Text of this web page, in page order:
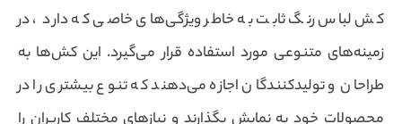
کش لباس رنگ ثابت به خاطر ویژگی‌های خاصی که دارد ، در
زمینه‌های متنوعی مورد استفاده قرار می‌گیرد. این کش‌ها به
طراحان و تولیدکنندگان اجازه می‌دهند که تنوع بیشتری را در